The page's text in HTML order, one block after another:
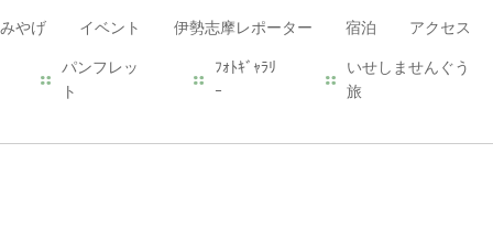
やげ イベント 伊勢志摩レポーター 宿泊 アクセス
パンフレッ
ト
ﾌｫﾄｷﾞｬﾗﾘ
ｰ
いせしませんぐう
旅